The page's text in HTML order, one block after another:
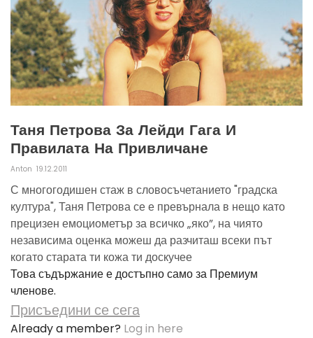
Таня Петрова За Лейди Гага И
Правилата На Привличане
Anton 19.12.2011
С многогодишен стаж в словосъчетанието "градска
култура", Таня Петрова се е превърнала в нещо като
прецизен емоциометър за всичко „яко”, на чиято
независима оценка можеш да разчиташ всеки път
когато старата ти кожа ти доскучее
Това съдържание е достъпно само за Премиум
членове.
Присъедини се сега
Already a member? Log in here